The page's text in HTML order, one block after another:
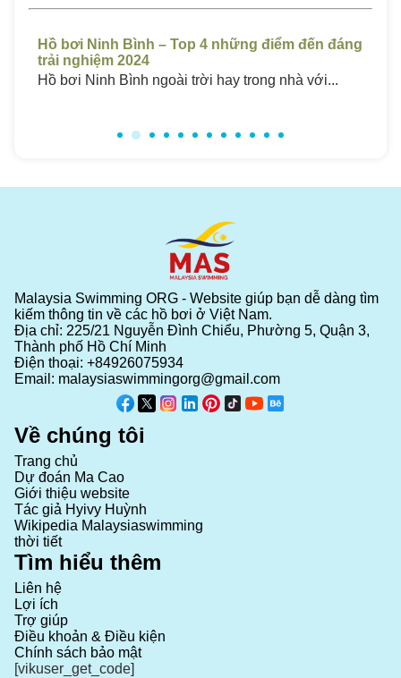
Hồ Bơi Sóc Trăng Giá Rẻ – Top 4 Những Bể
Chất Lượng Cao 2024
Hồ bơi ở Sóc Trăng luôn thu hút một lượng...
Malaysia Swimming ORG - Website giúp bạn dễ dàng tìm
kiếm thông tin về các hồ bơi ở Việt Nam.
Địa chỉ: 225/21 Nguyễn Đình Chiểu, Phường 5, Quận 3,
Thành phố Hồ Chí Minh
Điện thoại: +84926075934
Email: malaysiaswimmingorg@gmail.com
Về chúng tôi
Trang chủ
Dự đoán Ma Cao
Giới thiệu website
Tác giả Hyivy Huỳnh
Wikipedia Malaysiaswimming
thời tiết
Tìm hiểu thêm
Liên hệ
Lợi ích
Trợ giúp
Điều khoản & Điều kiện
Chính sách bảo mật
[vikuser_get_code]